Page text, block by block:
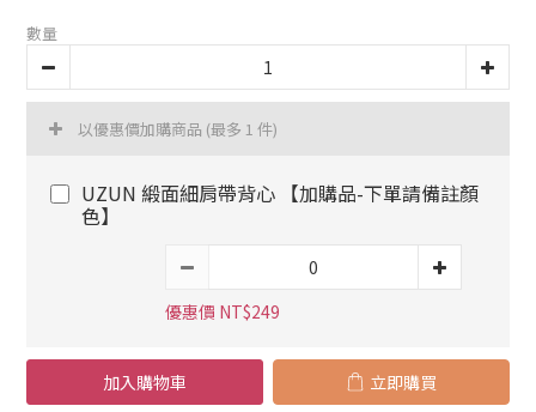
數量
以優惠價加購商品 (最多 1 件)
UZUN 緞面細肩帶背心 【加購品-下單請備註顏
色】
優惠價 NT$249
加入購物車 立即購買